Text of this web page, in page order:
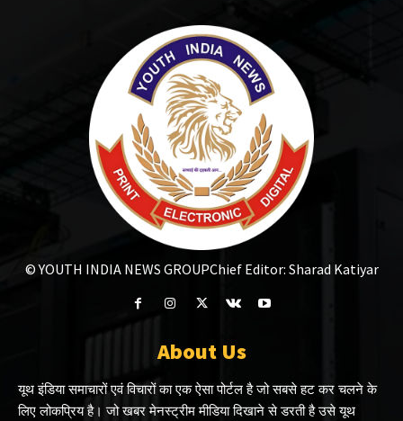
© YOUTH INDIA NEWS GROUPChief Editor: Sharad Katiyar
About Us
यूथ इंडिया समाचारों एवं विचारों का एक ऐसा पोर्टल है जो सबसे हट कर चलने के
लिए लोकप्रिय है। जो खबर मेनस्ट्रीम मीडिया दिखाने से डरती है उसे यूथ